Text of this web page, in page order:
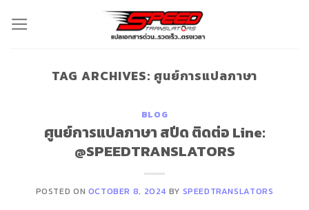
TAG ARCHIVES: ศูนย์การแปลภาษา
BLOG
ศูนย์การแปลภาษา สปีด ติดต่อ Line:
@SPEEDTRANSLATORS
POSTED ON OCTOBER 8, 2024 BY SPEEDTRANSLATORS